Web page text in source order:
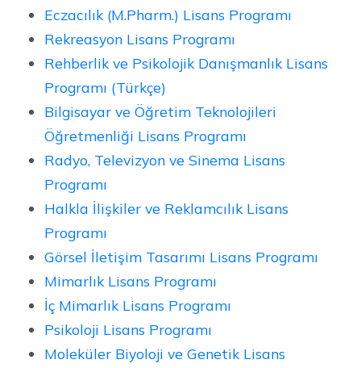
Eczacılık (M.Pharm.) Lisans Programı
Rekreasyon Lisans Programı
Rehberlik ve Psikolojik Danışmanlık Lisans
Programı (Türkçe)
Bilgisayar ve Öğretim Teknolojileri
Öğretmenliği Lisans Programı
Radyo, Televizyon ve Sinema Lisans
Programı
Halkla İlişkiler ve Reklamcılık Lisans
Programı
Görsel İletişim Tasarımı Lisans Programı
Mimarlık Lisans Programı
İç Mimarlık Lisans Programı
Psikoloji Lisans Programı
Moleküler Biyoloji ve Genetik Lisans